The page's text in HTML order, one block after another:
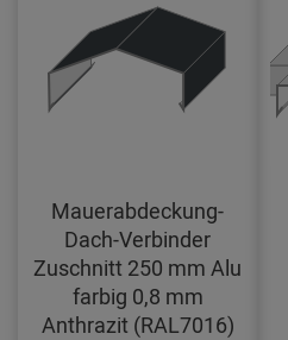
Mauerabdeckung-
Dach-Verbinder
Zuschnitt 250 mm Alu
farbig 0,8 mm
Anthrazit (RAL7016)